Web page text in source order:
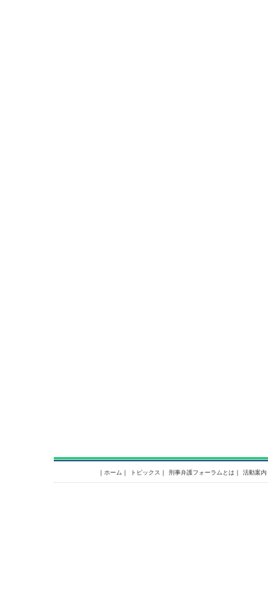
｜ ホーム ｜ トピックス ｜ 刑事弁護フォーラムとは ｜ 活動案内